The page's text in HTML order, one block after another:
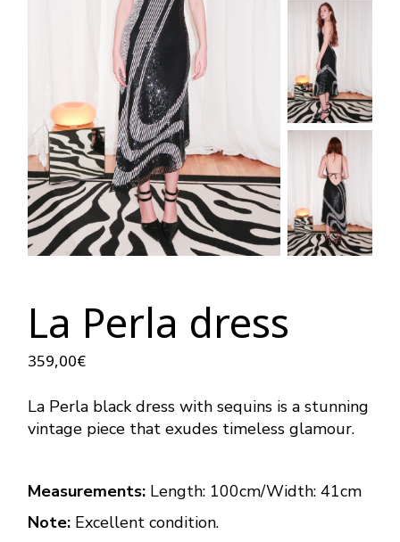
La Perla dress
359,00€
La Perla black dress with sequins is a stunning
vintage piece that exudes timeless glamour.
Measurements: Length: 100cm/Width: 41cm
Note: Excellent condition.